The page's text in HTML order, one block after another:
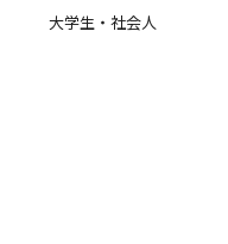
大学生・社会人